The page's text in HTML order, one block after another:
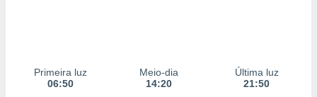
Primeira luz
06:50
Meio-dia
14:20
Última luz
21:50